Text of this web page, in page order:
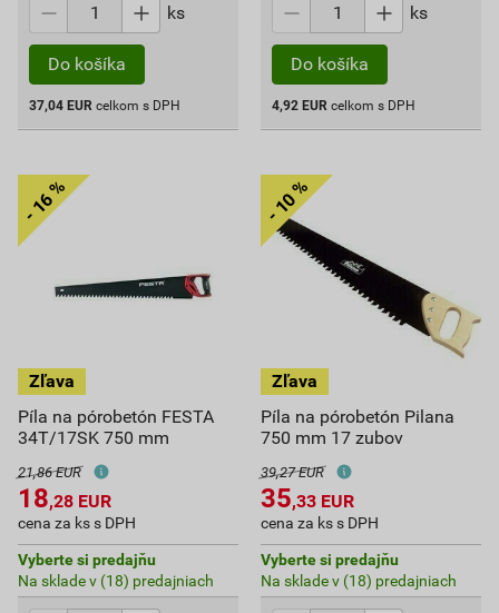
ks
Do košíka
37,04 EUR celkom s DPH
ks
Do košíka
4,92 EUR celkom s DPH
Píla na pórobetón FESTA
34T/17SK 750 mm
21,86 EUR
18,28 EUR
cena za ks s DPH
Vyberte si predajňu
Na sklade v (18) predajniach
Píla na pórobetón Pilana
750 mm 17 zubov
39,27 EUR
35,33 EUR
cena za ks s DPH
Vyberte si predajňu
Na sklade v (18) predajniach